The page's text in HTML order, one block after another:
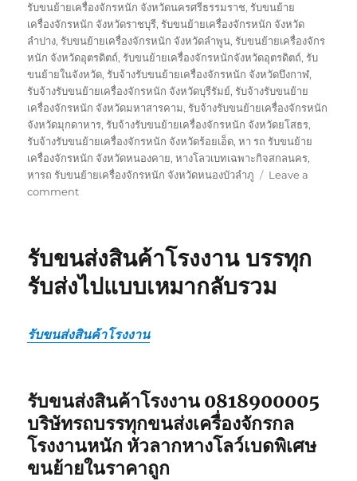
รับขนย้ายเครื่องจักรหนัก จังหวัดนครศรีธรรมราช,รับขนย้าย
เครื่องจักรหนัก จังหวัดราชบุรี,รับขนย้ายเครื่องจักรหนัก จังหวัด
ลำปาง,รับขนย้ายเครื่องจักรหนัก จังหวัดลำพูน,รับขนย้ายเครื่องจักร
หนัก จังหวัดอุตรดิตถ์,รับขนย้ายเครื่องจักรหนักจังหวัดอุตรดิตถ์,รับ
ขนย้ายในจังหวัด,รับจ้างรับขนย้ายเครื่องจักรหนัก จังหวัดบึงกาฬ,
รับจ้างรับขนย้ายเครื่องจักรหนัก จังหวัดบุรีรัมย์,รับจ้างรับขนย้าย
เครื่องจักรหนัก จังหวัดมหาสารคาม,รับจ้างรับขนย้ายเครื่องจักรหนัก
จังหวัดมุกดาหาร,รับจ้างรับขนย้ายเครื่องจักรหนัก จังหวัดยโสธร,
รับจ้างรับขนย้ายเครื่องจักรหนัก จังหวัดร้อยเอ็ด,หา รถ รับขนย้าย
เครื่องจักรหนัก จังหวัดหนองคาย,หางโลวเบทเฉพาะกิจสกลนคร,
หารถ รับขนย้ายเครื่องจักรหนัก จังหวัดหนองบัวลำภู
Leave a
commenton
0818900005
หัว
ลาก
โลวเบท
พิเศษ6เพลา
รับขนส่งสินค้าโรงงาน บรรทุก
รับส่งไปแบบเหมากลับรวม
รับขนส่งสินค้าโรงงาน
รับขนส่งสินค้าโรงงาน 0818900005
บริษัทรถบรรทุกขนส่งเครื่องจักรกล
โรงงานหนัก หัวลากหางโลว์เบดพิเศษ
ขนย้ายในราคาถูก